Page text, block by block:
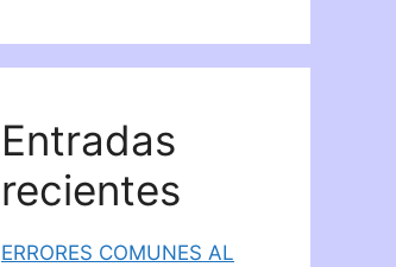
Entradas
recientes
ERRORES COMUNES AL